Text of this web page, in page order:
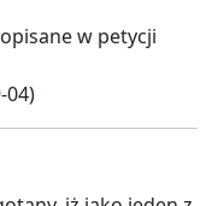
w petycji
04)